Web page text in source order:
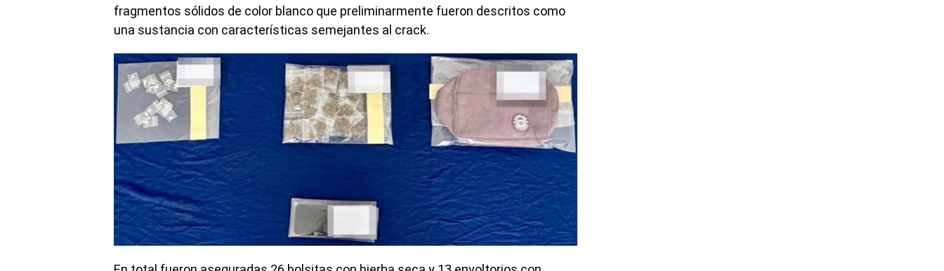
fragmentos sólidos de color blanco que preliminarmente fueron descritos como
una sustancia con características semejantes al crack.